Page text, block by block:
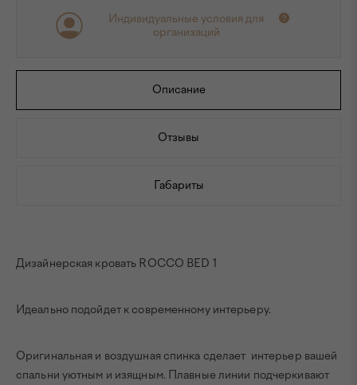
Индивидуальные условия для
организаций
Описание
Отзывы
Габариты
Дизайнерская кровать ROCCO BED 1
Идеально подойдет к современному интерьеру.
Оригинальная и воздушная спинка сделает интерьер вашей
спальни уютным и изящным. Плавные линии подчеркивают